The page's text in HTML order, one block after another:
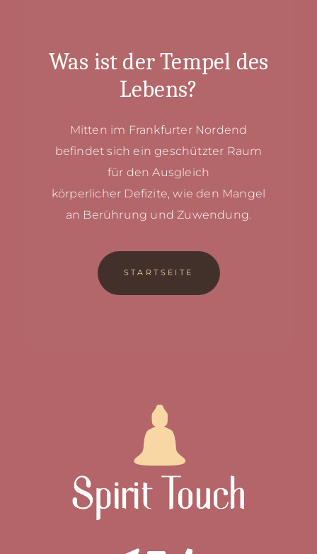
Was ist der Tempel des
Lebens?
Mitten im Frankfurter Nordend
befindet sich eingeschützter Raum
für den Ausgleich
körperlicher Defizite, wie den Mangel
an Berührung und Zuwendung.
STARTSEITE